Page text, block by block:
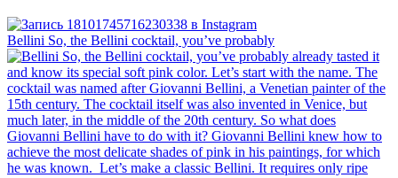
Bellini⁠ So, the Bellini cocktail, you’ve probably